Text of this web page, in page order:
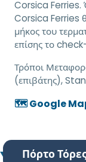
Corsica Ferries.
Corsica Ferries
μήκος του
επίσης το
Τρόποι
(επιβάτης),
🗺️ Google
Πόρτο